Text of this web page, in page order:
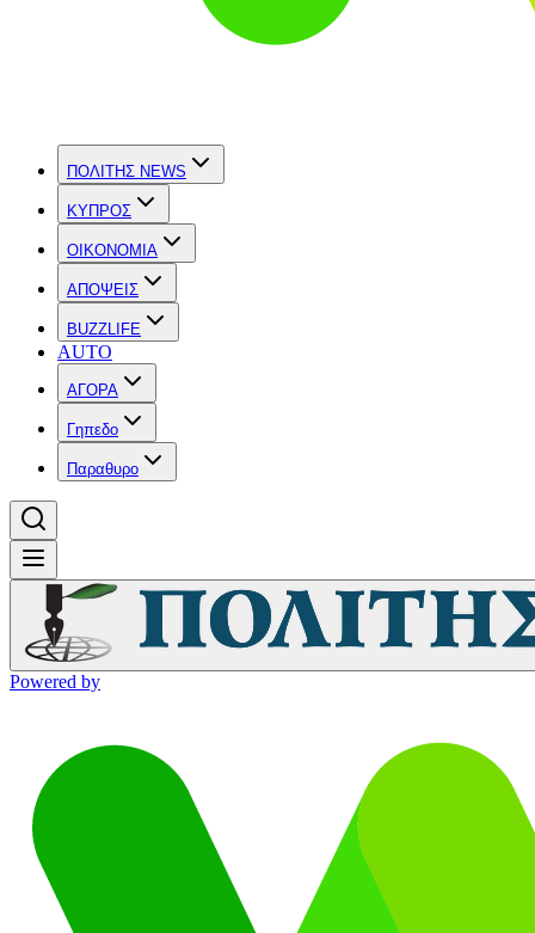
ΠΟΛΙΤΗΣ NEWS
ΚΥΠΡΟΣ
OIKONOMIA
ΑΠΟΨΕΙΣ
BUZZLIFE
AUTO
ΑΓΟΡΑ
Γηπεδο
Παραθυρο
Powered by